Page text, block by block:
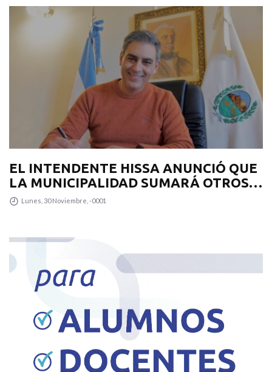
EL INTENDENTE HISSA ANUNCIÓ QUE
LA MUNICIPALIDAD SUMARÁ OTROS
12 COLECTIVOS 0KM PARA
Lunes, 30 Noviembre, -0001